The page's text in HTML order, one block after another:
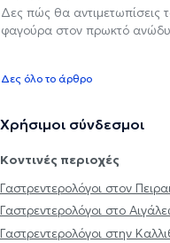
Δες πώς θα αντιμετωπίσεις
φαγούρα στον πρωκτό
Δες όλο το άρθρο
Χρήσιμοι σύνδεσμοι
Κοντινές περιοχές
Γαστρεντερολόγοι στον
Γαστρεντερολόγοι στο
Γαστρεντερολόγοι στην